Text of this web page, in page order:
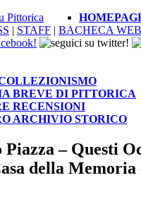
| STAFF | BACHECA WEB
BREVE DI PITTORICA
RECENSIONI
ARCHIVIO STORICO
– Questi
della